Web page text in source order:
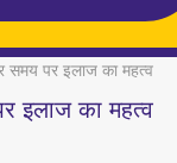
पर इलाज का महत्व
इलाज का महत्व